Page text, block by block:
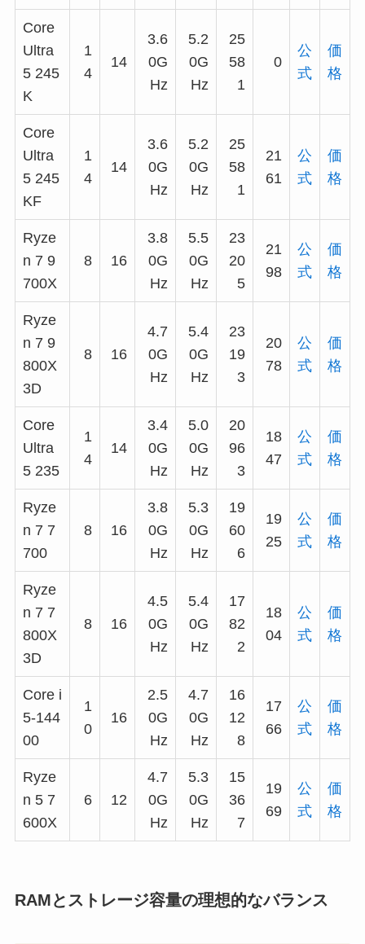
Core
Ultra
5 245
K
1
4
14
3.6
0G
Hz
5.2
0G
Hz
25
58
1
0
公
式
価
格
Core
Ultra
5 245
KF
1
4
14
3.6
0G
Hz
5.2
0G
Hz
25
58
1
21
61
公
式
価
格
Ryze
n 7 9
700X
8 16
3.8
0G
Hz
5.5
0G
Hz
23
20
5
21
98
公
式
価
格
Ryze
n 7 9
800X
3D
8 16
4.7
0G
Hz
5.4
0G
Hz
23
19
3
20
78
公
式
価
格
Core
Ultra
5 235
1
4
14
3.4
0G
Hz
5.0
0G
Hz
20
96
3
18
47
公
式
価
格
Ryze
n 7 7
700
8 16
3.8
0G
Hz
5.3
0G
Hz
19
60
6
19
25
公
式
価
格
Ryze
n 7 7
800X
3D
8 16
4.5
0G
Hz
5.4
0G
Hz
17
82
2
18
04
公
式
価
格
Core i
5-144
00
1
0
16
2.5
0G
Hz
4.7
0G
Hz
16
12
8
17
66
公
式
価
格
Ryze
n 5 7
600X
6 12
4.7
0G
Hz
5.3
0G
Hz
15
36
7
19
69
公
式
価
格
RAMとストレージ容量の理想的なバランス